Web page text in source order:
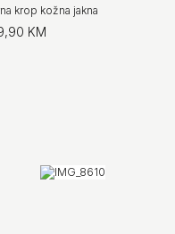
krop kožna jakna
KM